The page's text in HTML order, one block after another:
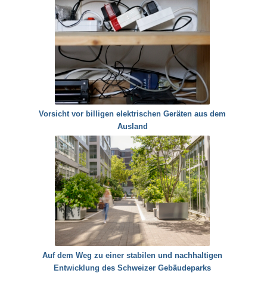
Vorsicht vor billigen elektrischen Geräten aus dem
Ausland
Auf dem Weg zu einer stabilen und nachhaltigen
Entwicklung des Schweizer Gebäudeparks